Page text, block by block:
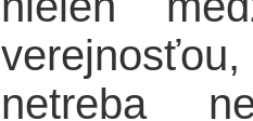
netreba